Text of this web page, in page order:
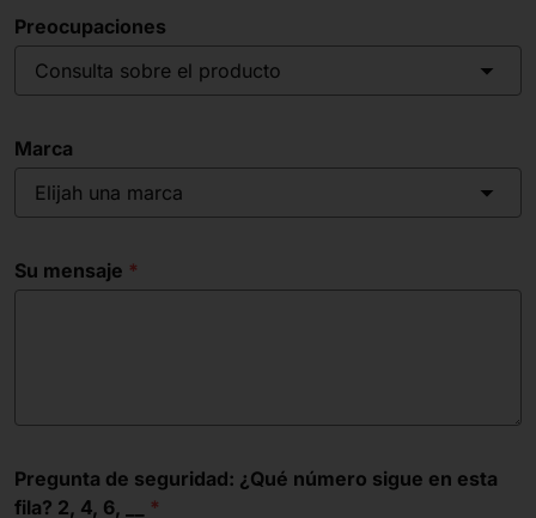
Preocupaciones
Consulta sobre el producto
Marca
Elijah una marca
Su mensaje
Pregunta de seguridad: ¿Qué número sigue en esta
fila? 2, 4, 6, __